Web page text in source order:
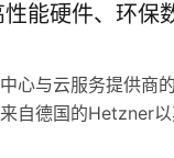
能硬件、环保
心与云服务提供商
自德国的Hetzner
、基础设施的环保